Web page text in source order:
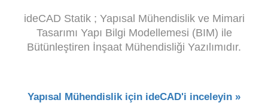
ideCAD Statik ; Yapısal Mühendislik ve Mimari
Tasarımı Yapı Bilgi Modellemesi (BIM) ile
Bütünleştiren İnşaat Mühendisliği Yazılımıdır.
Yapısal Mühendislik için ideCAD'i inceleyin »